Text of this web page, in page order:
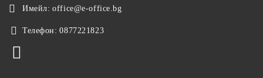
Имейл: office@e-office.bg
Телефон: 0877221823